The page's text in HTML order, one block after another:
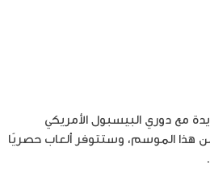
مع دوري البيسبول الأمريكي
هذا الموسم، وستتوفر ألعاب حصريًا